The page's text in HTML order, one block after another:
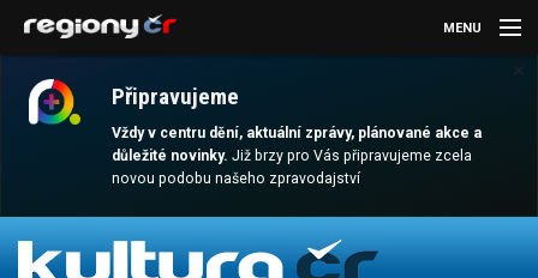
Připravujeme
Vždy v centru dění, aktuální zprávy, plánované akce a
důležité novinky.Již brzy pro Vás připravujeme zcela
novou podobu našeho zpravodajství
MENU
AKTUALITY